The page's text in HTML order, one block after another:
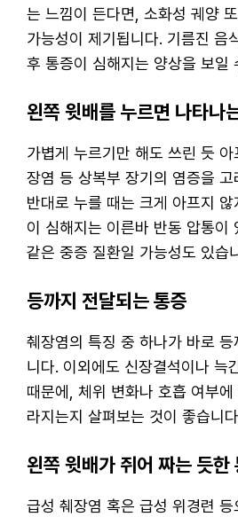
는 느낌이 든다면, 소화성 궤양
가능성이 제기됩니다. 기름진 음
후 통증이 심해지는 양상을 보일
왼쪽 윗배를 누르면 나타나
가볍게 누르기만 해도 쓰린 듯 아
장염 등 상복부 장기의 염증을
반대로 누를 때는 크게 아프지
이 심해지는 이른바 반동 압통이
같은 중증 질환일 가능성도 있습
등까지 전달되는 통증
췌장염의 특징 중 하나가 바로
니다. 이외에도 신장결석이나 늑
때문에, 체위 변화나 호흡 여부
라지는지 살펴보는 것이 좋습니
왼쪽 윗배가 쥐어 짜는 듯한
급성 췌장염 혹은 급성 위경련